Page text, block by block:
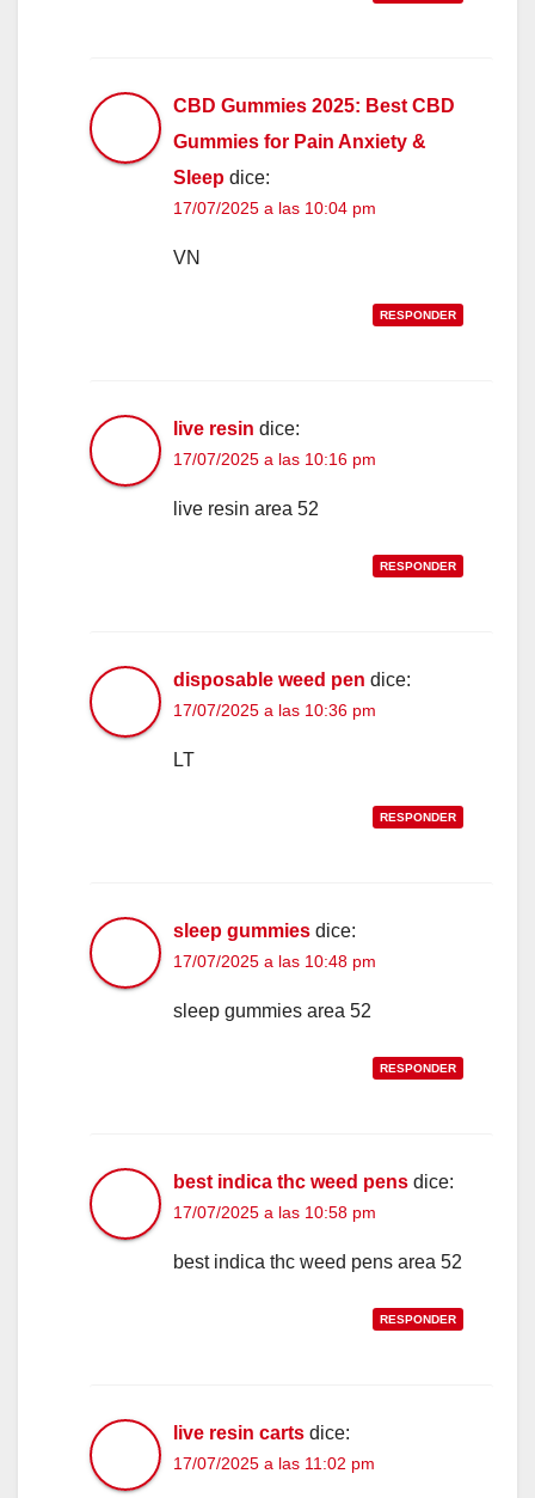
CBD Gummies 2025: Best CBD
Gummies for Pain Anxiety &
Sleep dice:
17/07/2025 a las 10:04 pm
VN
RESPONDER
live resin dice:
17/07/2025 a las 10:16 pm
live resin area 52
RESPONDER
disposable weed pen dice:
17/07/2025 a las 10:36 pm
LT
RESPONDER
sleep gummies dice:
17/07/2025 a las 10:48 pm
sleep gummies area 52
RESPONDER
best indica thc weed pens dice:
17/07/2025 a las 10:58 pm
best indica thc weed pens area 52
RESPONDER
live resin carts dice:
17/07/2025 a las 11:02 pm